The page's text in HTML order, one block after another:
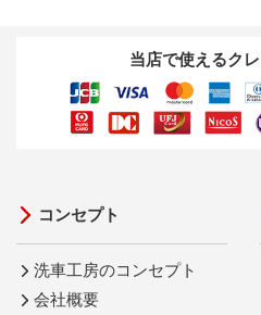
当店で使えるク
コンセプト
洗車工房のコンセプト
会社概要